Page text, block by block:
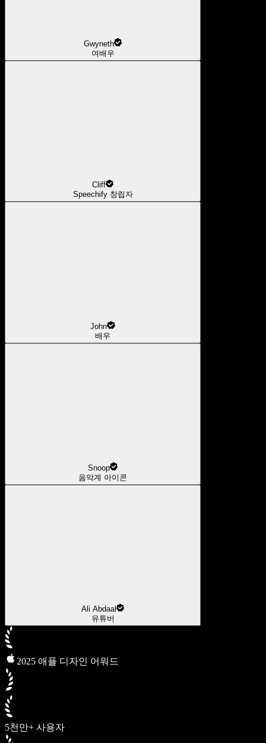
Gwyneth
여배우
Cliff
Speechify 창립자
John
배우
Snoop
음악계 아이콘
Ali Abdaal
유튜버
2025 애플 디자인 어워드
5천만+ 사용자